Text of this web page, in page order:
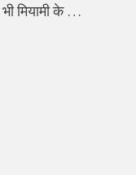
मियामी के …